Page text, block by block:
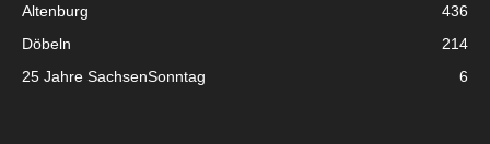
Altenburg
436
Döbeln
214
25 Jahre SachsenSonntag
6